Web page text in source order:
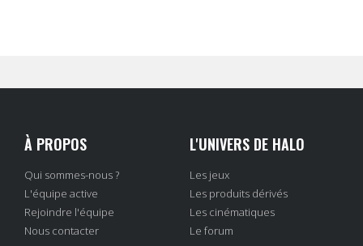
À PROPOS
Qui sommes-nous ?
L'équipe active
Rejoindre l'équipe
Nous contacter
L'UNIVERS DE HALO
Les jeux
Les produits dérivés
Les cinématiques
Le forum